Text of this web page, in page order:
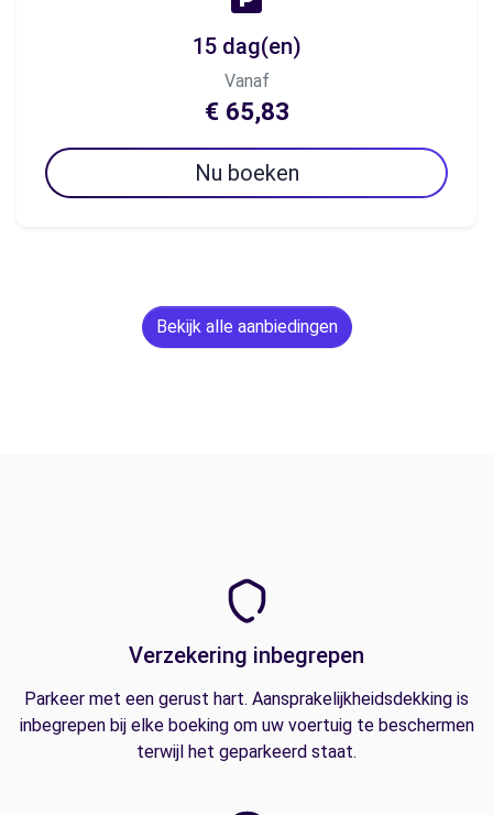
15 dag(en)
Vanaf
€ 65,83
Nu boeken
Bekijk alle aanbiedingen
Verzekering inbegrepen
Parkeer met een gerust hart. Aansprakelijkheidsdekking is
inbegrepen bij elke boeking om uw voertuig te beschermen
terwijl het geparkeerd staat.